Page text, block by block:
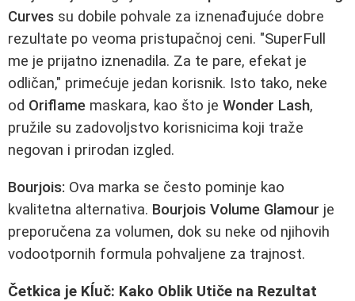
Curves su dobile pohvale za iznenađujuće dobre
rezultate po veoma pristupačnoj ceni. "SuperFull
me je prijatno iznenadila. Za te pare, efekat je
odličan," primećuje jedan korisnik. Isto tako, neke
od Oriflame maskara, kao što je Wonder Lash,
pružile su zadovoljstvo korisnicima koji traže
negovan i prirodan izgled.
Bourjois: Ova marka se često pominje kao
kvalitetna alternativa. Bourjois Volume Glamour je
preporučena za volumen, dok su neke od njihovih
vodootpornih formula pohvaljene za trajnost.
Četkica je Kĺuč: Kako Oblik Utiče na Rezultat